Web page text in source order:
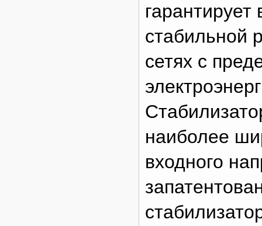
стабильной
сетях с
наиболее
входного